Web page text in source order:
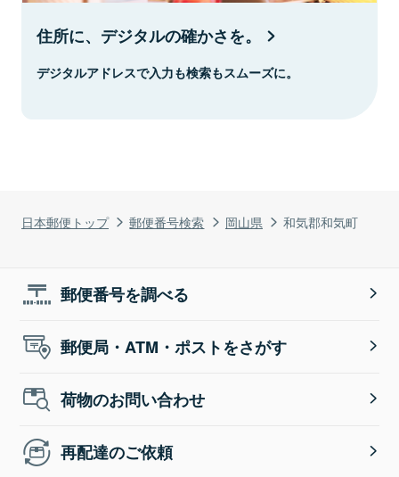
日本郵便トップ 郵便番号検索 岡山県 和気郡和気町
住所に、デジタルの確かさを。
デジタルアドレスで入力も検索もスムーズに。
郵便番号を調べる
郵便局・ATM・ポストをさがす
荷物のお問い合わせ
再配達のご依頼